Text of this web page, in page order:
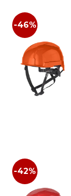
-46%
-42%